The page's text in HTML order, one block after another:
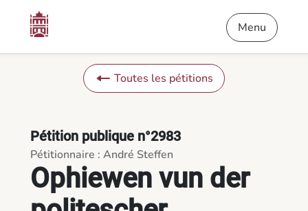
Ophiewen vun der politescher Entscheedung a
Menu
Toutes les pétitions
Ophiewen vun der
Pétition publique n°2983
Pétitionnaire : André Steffen